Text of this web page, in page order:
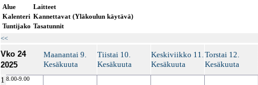
Alue
Laitteet
Kalenteri Kannettavat (Yläkoulun käytävä)
Tuntijako Tasatunnit
<<
Vko 24
2025
Maanantai 9.
Kesäkuuta
Tiistai 10.
Kesäkuuta
Keskiviikko 11.
Kesäkuuta
Torstai 12.
Kesäkuuta
1 8.00-9.00